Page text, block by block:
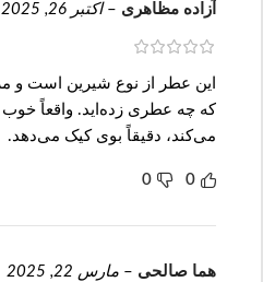
آزاده مظاهری – اکتبر 26, 2025
این عطر از نوع شیرین است و
که چه عطری زده‌اید. واقعاً
می‌کند، دقیقاً بوی کیک می‌دهد.
0
0
هما صالحی – مارس 22, 2025